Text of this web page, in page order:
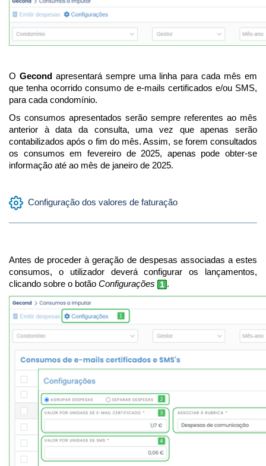
O Gecondapresentará sempre uma linha para cada mês em
que tenha ocorrido consumo de e-mails certificados e/ou SMS,
para cada condomínio.
Os consumos apresentados serão sempre referentes ao mês
anterior à data da consulta, uma vez que apenas serão
contabilizados após o fim do mês. Assim, se forem consultados
os consumos em fevereiro de 2025, apenas pode obter-se
informação até ao mês de janeiro de 2025.
Configuração dos valores de faturação
Antes de proceder à geração de despesas associadas a estes
consumos, o utilizador deverá configurar os lançamentos,
clicando sobre o botão Configurações .